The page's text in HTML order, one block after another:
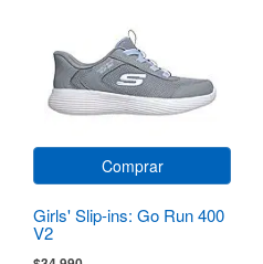
Comprar
Girls' Slip-ins: Go Run 400
V2